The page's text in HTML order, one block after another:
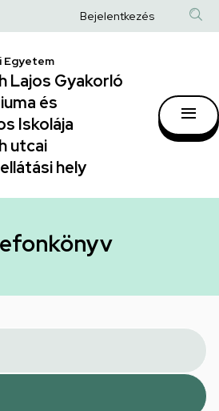
Anonim
fiók
Bejelentkezés
Egyetem
Lajos Gyakorló
és
Iskolája
utcai
hely